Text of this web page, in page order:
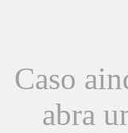
Caso
abra